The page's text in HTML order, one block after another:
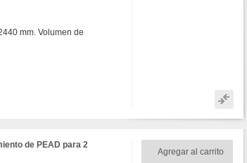
mm. Volumen de
de PEAD para 2
Agregar al carrito